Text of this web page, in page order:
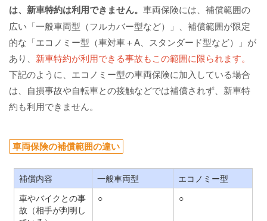
は、新車特約は利用できません。 車両保険には、補償範囲の
広い「一般車両型（フルカバー型など）」、補償範囲が限定
的な「エコノミー型（車対車＋A、スタンダード型など）」が
あり、 新車特約が利用できる事故もこの範囲に限られます。
下記のように、エコノミー型の車両保険に加入している場合
は、自損事故や自転車との接触などでは補償されず、新車特
約も利用できません。
車両保険の補償範囲の違い
補償内容 一般車両型
エコノミー型
車やバイクとの事
故（相手が判明し
○ ○